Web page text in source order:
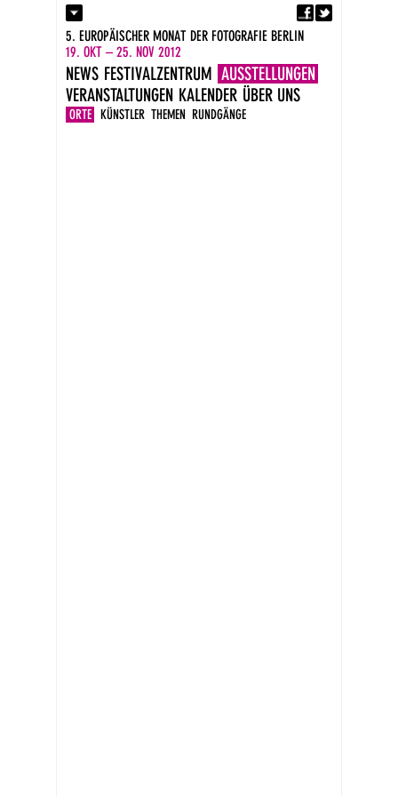
Kontakt
Presse
Impressum
DE
EN
5. EUROPÄISCHER MONAT DER FOTOGRAFIE BERLIN
19. OKT – 25. NOV 2012
NEWS FESTIVALZENTRUM AUSSTELLUNGEN
ORTE KÜNSTLER THEMEN RUNDGÄNGE
VERANSTALTUNGEN KALENDER ÜBER UNS